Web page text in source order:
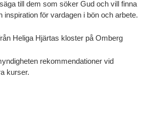
till dem som söker Gud och vill finna
inspiration för vardagen i bön och arbete.
Heliga Hjärtas kloster på Omberg
rekommendationer vid
kurser.